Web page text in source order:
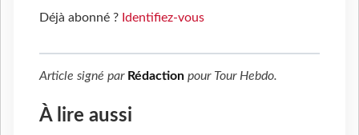
Déjà abonné ? Identifiez-vous
Article signé par Rédaction pour Tour Hebdo.
À lire aussi